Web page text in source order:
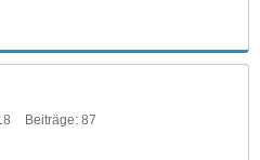
Beiträge: 87